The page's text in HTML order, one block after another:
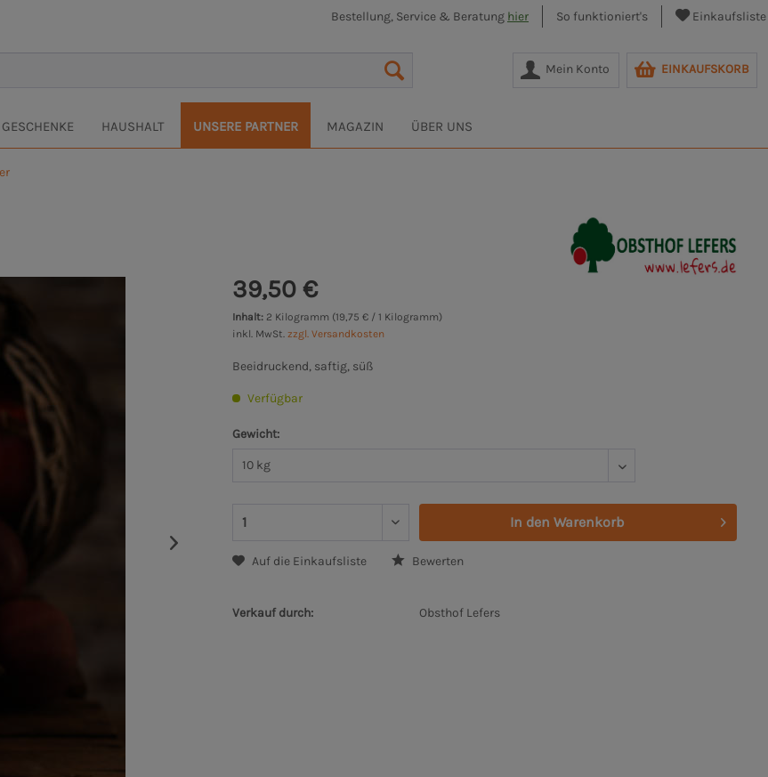
Bestellung, Service & Beratung hier So funktioniert's Einkaufsliste
Mein Konto EINKAUFSKORB
GESCHENKE HAUSHALT UNSERE PARTNER MAGAZIN ÜBER UNS
39,50 €
Inhalt: 2 Kilogramm (19,75 € / 1 Kilogramm)
inkl. MwSt.zzgl. Versandkosten
Beeidruckend, saftig, süß
Verfügbar
Gewicht:
In den Warenkorb
Auf die Einkaufsliste Bewerten
Verkauf durch: Obsthof Lefers